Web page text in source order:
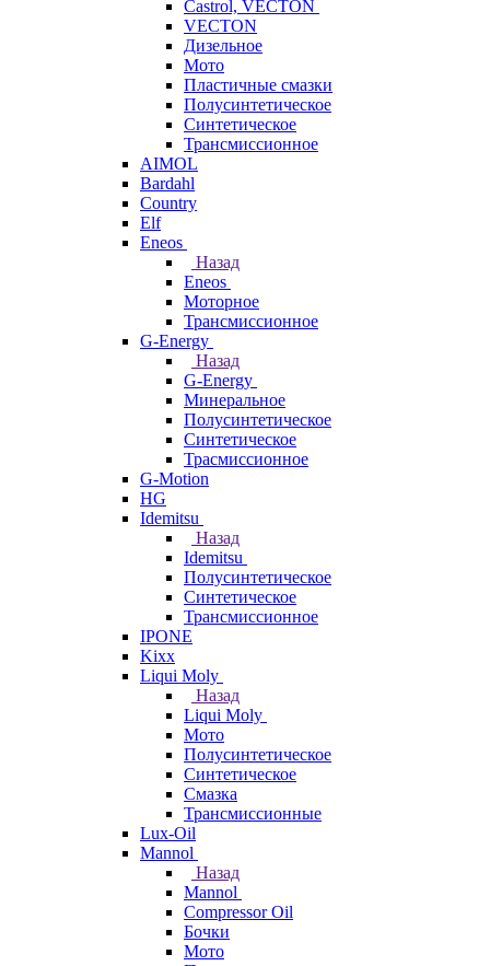
Castrol, VECTON
VECTON
Дизельное
Мото
Пластичные смазки
Полусинтетическое
Синтетическое
Трансмиссионное
AIMOL
Bardahl
Country
Elf
Eneos
Назад
Eneos
Моторное
Трансмиссионное
G-Energy
Назад
G-Energy
Минеральное
Полусинтетическое
Синтетическое
Трасмиссионное
G-Motion
HG
Idemitsu
Назад
Idemitsu
Полусинтетическое
Синтетическое
Трансмиссионное
IPONE
Kixx
Liqui Moly
Назад
Liqui Moly
Мото
Полусинтетическое
Синтетическое
Смазка
Трансмиссионные
Lux-Oil
Mannol
Назад
Mannol
Compressor Oil
Бочки
Мото